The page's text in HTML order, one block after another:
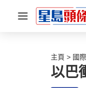
主頁 國際
以巴